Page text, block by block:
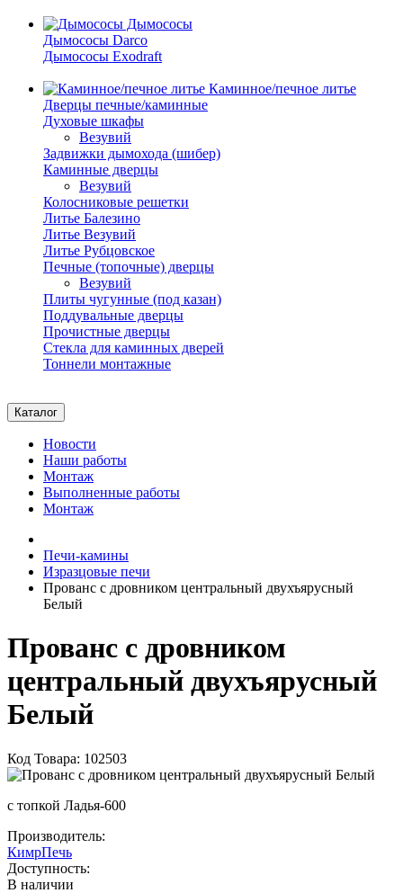
Дымососы
Дымососы Darco
Дымососы Exodraft
Каминное/печное литье
Дверцы печные/каминные
Духовые шкафы
Везувий
Задвижки дымохода (шибер)
Каминные дверцы
Везувий
Колосниковые решетки
Литье Балезино
Литье Везувий
Литье Рубцовское
Печные (топочные) дверцы
Везувий
Плиты чугунные (под казан)
Поддувальные дверцы
Прочистные дверцы
Стекла для каминных дверей
Тоннели монтажные
Каталог
Новости
Наши работы
Монтаж
Выполненные работы
Монтаж
Печи-камины
Изразцовые печи
Прованс с дровником центральный двухъярусный
Белый
Прованс с дровником
центральный двухъярусный
Белый
Код Товара: 102503
с топкой Ладья-600
Производитель:
КимрПечь
Доступность:
В наличии